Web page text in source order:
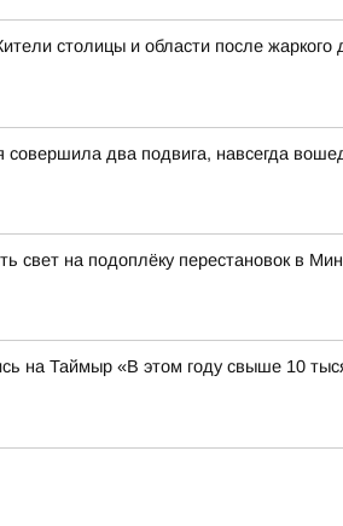
столицы и области после
совершила два подвига, навсегда
свет на подоплёку перестановок в
на Таймыр «В этом году свыше 10